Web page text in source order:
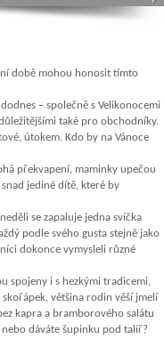
době mohou honosit tímto
– společně s Velikonocemi
také pro obchodníky.
útokem. Kdo by na Vánoce
překvapení, maminky upečou
jediné dítě, které by
se zapaluje jedna svíčka
podle svého gusta stejně jako
dokonce vymysleli různé
spojeny i s hezkými tradicemi,
většina rodin věší jmelí
kapra a bramborového salátu
dáváte šupinku pod talíř?